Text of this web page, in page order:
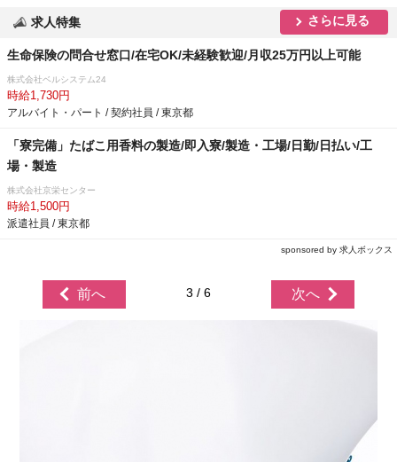
求人特集 さらに見る
生命保険の問合せ窓口/在宅OK/未経験歓迎/月収25万円以上可能
株式会社ベルシステム24
時給1,730円
アルバイト・パート / 契約社員 / 東京都
「寮完備」たばこ用香料の製造/即入寮/製造・工場/日勤/日払い/工
場・製造
株式会社京栄センター
時給1,500円
派遣社員 / 東京都
sponsored by 求人ボックス
前へ 3 / 6 次へ